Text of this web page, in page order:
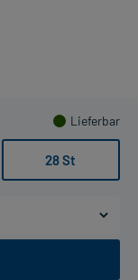
Lieferbar
28 St